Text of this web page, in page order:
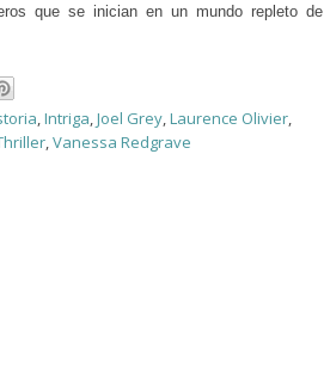
que se inician en un mundo repleto de
,Intriga,Joel Grey,Laurence Olivier,
,Vanessa Redgrave